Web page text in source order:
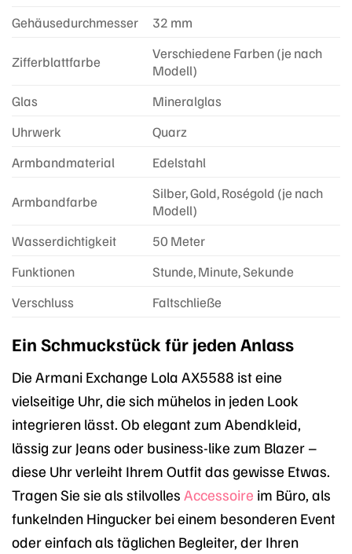
Gehäusedurchmesser 32 mm
Zifferblattfarbe
Verschiedene Farben (je nach
Modell)
Glas
Mineralglas
Uhrwerk
Quarz
Armbandmaterial
Edelstahl
Armbandfarbe
Silber, Gold, Roségold (je nach
Modell)
Wasserdichtigkeit
50 Meter
Funktionen
Stunde, Minute, Sekunde
Verschluss
Faltschließe
Ein Schmuckstück für jeden Anlass
Die Armani Exchange Lola AX5588 ist eine
vielseitige Uhr, die sich mühelos in jeden Look
integrieren lässt. Ob elegant zum Abendkleid,
lässig zur Jeans oder business-like zum Blazer –
diese Uhr verleiht Ihrem Outfit das gewisse Etwas.
Tragen Sie sie als stilvolles Accessoire im Büro, als
funkelnden Hingucker bei einem besonderen Event
oder einfach als täglichen Begleiter, der Ihren